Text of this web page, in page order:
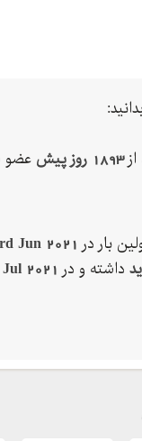
از1893 روز پیش
عضو
بار در Jun 2021
داشته و در 2021